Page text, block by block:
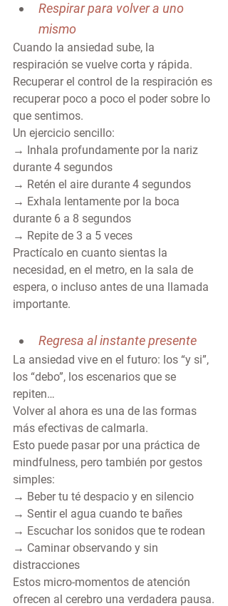
Respirar para volver a uno
mismo
Cuando la ansiedad sube, la
respiración se vuelve corta y rápida.
Recuperar el control de la respiración es
recuperar poco a poco el poder sobre lo
que sentimos.
Un ejercicio sencillo:
→ Inhala profundamente por la nariz
durante 4 segundos
→ Retén el aire durante 4 segundos
→ Exhala lentamente por la boca
durante 6 a 8 segundos
→ Repite de 3 a 5 veces
Practícalo en cuanto sientas la
necesidad, en el metro, en la sala de
espera, o incluso antes de una llamada
importante.
Regresa al instante presente
La ansiedad vive en el futuro: los “y si”,
los “debo”, los escenarios que se
repiten…
Volver al ahora es una de las formas
más efectivas de calmarla.
Esto puede pasar por una práctica de
mindfulness, pero también por gestos
simples:
→ Beber tu té despacio y en silencio
→ Sentir el agua cuando te bañes
→ Escuchar los sonidos que te rodean
→ Caminar observando y sin
distracciones
Estos micro-momentos de atención
ofrecen al cerebro una verdadera pausa.